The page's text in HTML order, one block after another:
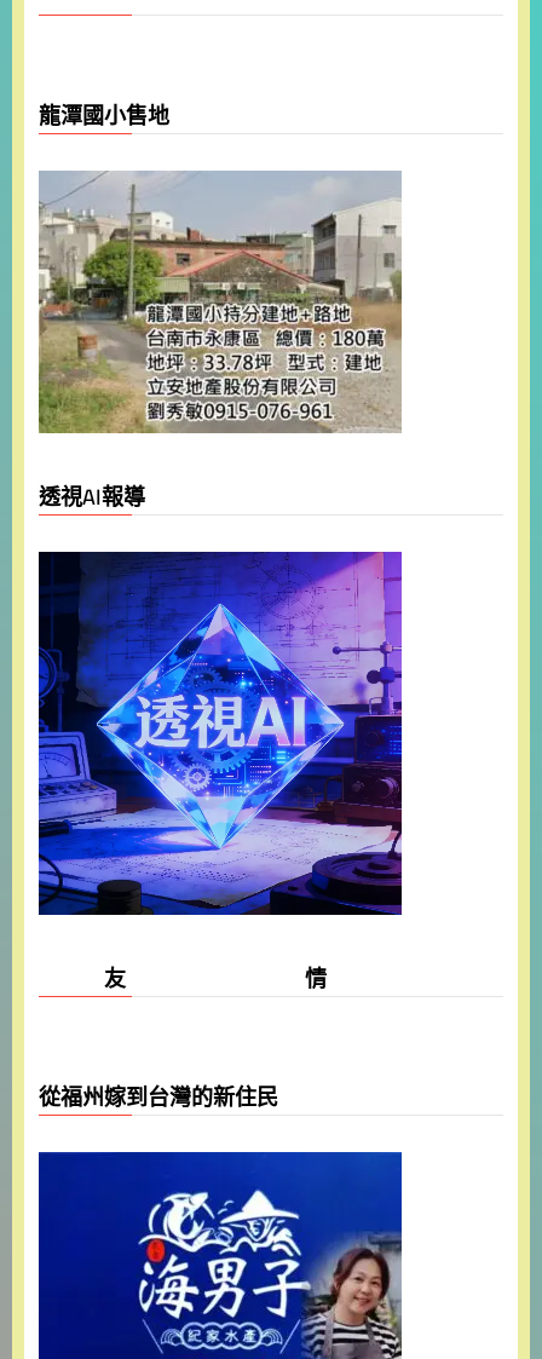
龍潭國小售地
透視AI報導
友 情
從福州嫁到台灣的新住民